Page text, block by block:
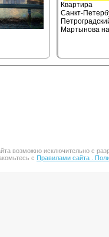
Квартира
Санкт-
Мартынова
возможно исключительно с
с Правилами сайта .